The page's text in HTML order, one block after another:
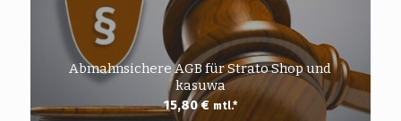
Abmahnsichere AGB für Strato Shop und
kasuwa
15,80€ mtl.*